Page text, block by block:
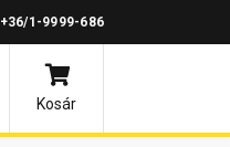
+36/1-9999-686
Kosár